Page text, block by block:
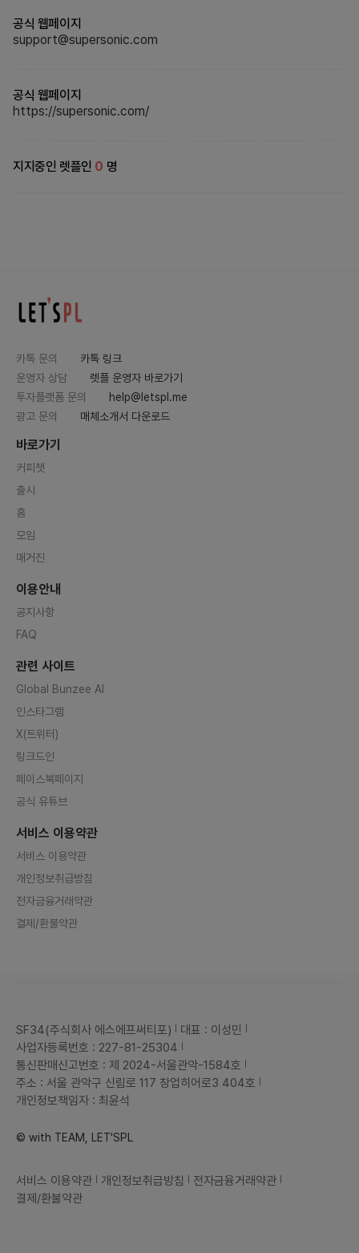
공식 웹페이지
support@supersonic.com
공식 웹페이지
https://supersonic.com/
지지중인 렛플인 0 명
카톡 문의
카톡 링크
운영자 상담
렛플 운영자 바로가기
투자플랫폼 문의
help@letspl.me
광고 문의
매체소개서 다운로드
바로가기
커피챗
출시
홈
모임
매거진
이용안내
공지사항
FAQ
관련 사이트
Global Bunzee AI
인스타그램
X(트위터)
링크드인
페이스북페이지
공식 유튜브
서비스 이용약관
서비스 이용약관
개인정보취급방침
전자금융거래약관
결제/환불약관
SF34(주식회사 에스에프써티포)
대표 : 이성민
사업자등록번호 : 227-81-25304
통신판매신고번호 : 제 2024-서울관악-1584호
주소 : 서울 관악구 신림로 117 창업히어로3 404호
개인정보책임자 : 최윤석
© with TEAM, LET'SPL
서비스 이용약관 개인정보취급방침
전자금융거래약관
결제/환불약관